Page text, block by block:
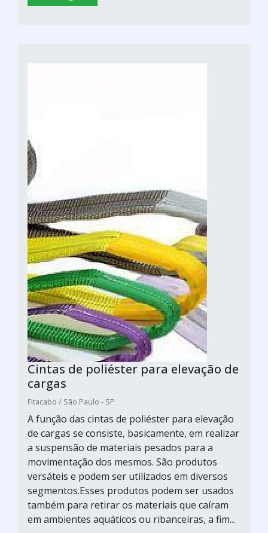
Cintas de poliéster para elevação de
cargas
Fitacabo / São Paulo - SP
A função das cintas de poliéster para elevação
de cargas se consiste, basicamente, em realizar
a suspensão de materiais pesados para a
movimentação dos mesmos. São produtos
versáteis e podem ser utilizados em diversos
segmentos.Esses produtos podem ser usados
também para retirar os materiais que caíram
em ambientes aquáticos ou ribanceiras, a fim...